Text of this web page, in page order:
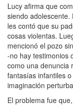
Lucy afirma que
siendo
les contó que su
cosas violentas.
mencionó el pozo
-no hay testimonios
como una denuncia
fantasías infantiles
imaginación
El problema fue